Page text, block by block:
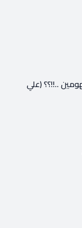
حرية الصحافة بين مفهومين ..!!؟؟ (علي